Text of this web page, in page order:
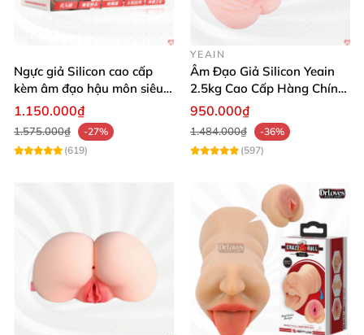
Ngực giả Silicon cao cấp
kèm âm đạo hậu môn siêu
thật BIG BREAST
1.150.000₫
1.575.000₫
-27%
(619)
YEAIN
Âm Đạo Giả Silicon Yeain
2.5kg Cao Cấp Hàng Chính
Hãng
950.000₫
1.484.000₫
-36%
(597)